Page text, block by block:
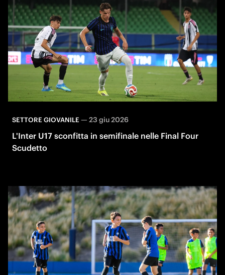
SETTORE GIOVANILE— 23 giu 2026
L'Inter U17 sconfitta in semifinale nelle Final Four
Scudetto